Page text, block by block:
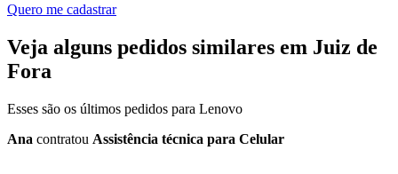
Quero me cadastrar
Veja alguns pedidos similares em Juiz de
Fora
Esses são os últimos pedidos para Lenovo
Ana contratou Assistência técnica para Celular